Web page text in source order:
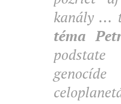
kanály ...
téma